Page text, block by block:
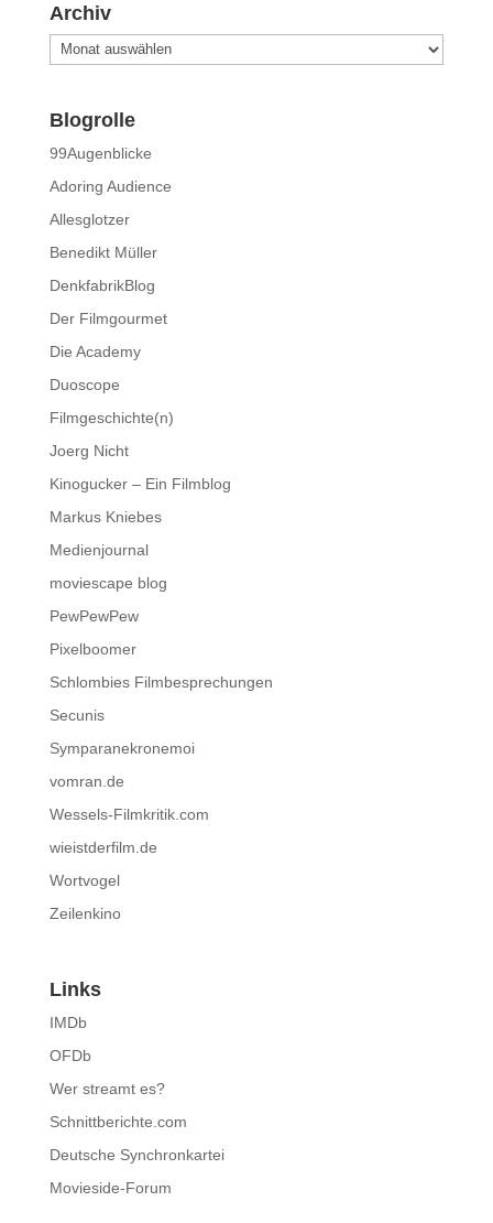
Archiv
Archiv
Blogrolle
99Augenblicke
Adoring Audience
Allesglotzer
Benedikt Müller
DenkfabrikBlog
Der Filmgourmet
Die Academy
Duoscope
Filmgeschichte(n)
Joerg Nicht
Kinogucker – Ein Filmblog
Markus Kniebes
Medienjournal
moviescape blog
PewPewPew
Pixelboomer
Schlombies Filmbesprechungen
Secunis
Symparanekronemoi
vomran.de
Wessels-Filmkritik.com
wieistderfilm.de
Wortvogel
Zeilenkino
Links
IMDb
OFDb
Wer streamt es?
Schnittberichte.com
Deutsche Synchronkartei
Movieside-Forum